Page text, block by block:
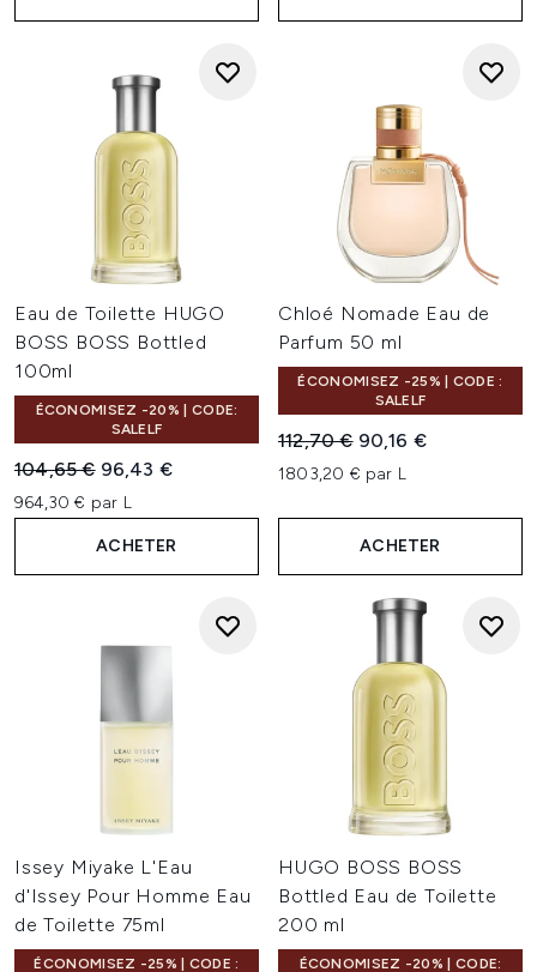
Eau de Toilette HUGO
BOSS BOSS Bottled
100ml
ÉCONOMISEZ -20% | CODE:
SALELF
Prix de vente :
104,65 € Prix ​​actuel :
96,43 €
964,30 € par L
ACHETER
Chloé Nomade Eau de
Parfum 50 ml
ÉCONOMISEZ -25% | CODE :
SALELF
Prix de vente :
112,70 € Prix ​​actuel :
90,16 €
1803,20 € par L
ACHETER
Issey Miyake L'Eau
d'Issey Pour Homme Eau
de Toilette 75ml
ÉCONOMISEZ -25% | CODE :
HUGO BOSS BOSS
Bottled Eau de Toilette
200 ml
ÉCONOMISEZ -20% | CODE: